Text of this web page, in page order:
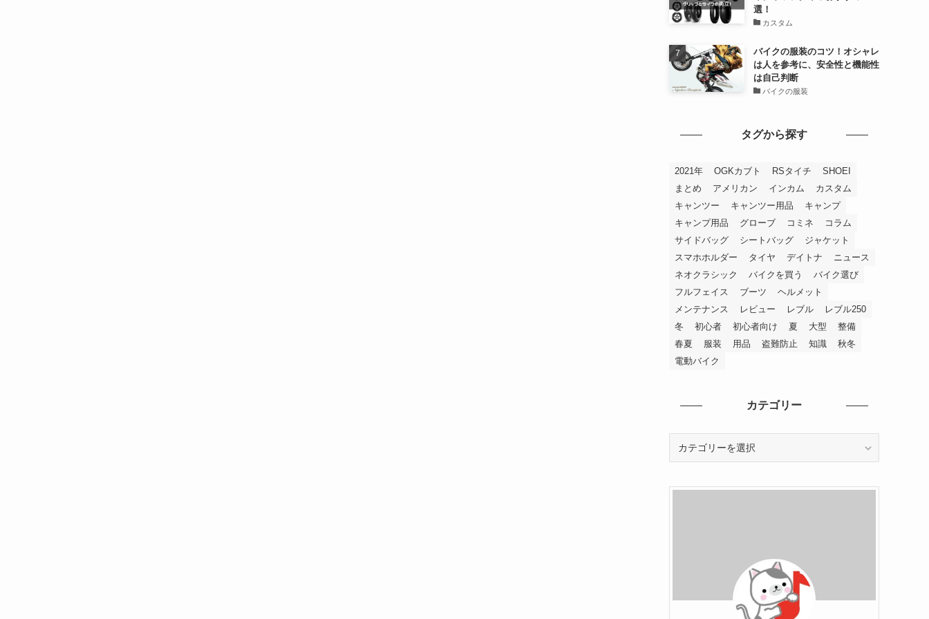
選！
カスタム
バイクの服装のコツ！オシャレ
は人を参考に、安全性と機能性
は自己判断
バイクの服装
タグから探す
2021年 OGKカブト RSタイチ
SHOEI
まとめ
アメリカン インカム
カスタム
キャンツー
キャンツー用品
キャンプ
キャンプ用品
グローブ コミネ
コラム
サイドバッグ
シートバッグ
ジャケット
スマホホルダー
タイヤ デイトナ
ニュース
ネオクラシック
バイクを買う
バイク選び
フルフェイス
ブーツ
ヘルメット
メンテナンス
レビュー レブル
レブル250
冬
初心者 初心者向け 夏 大型
整備
春夏
服装 用品 盗難防止 知識
秋冬
電動バイク
カテゴリー
リ